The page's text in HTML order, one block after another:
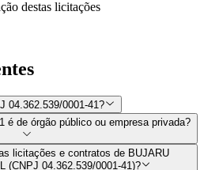
destas licitações
04.362.539/0001-41?
é de órgão público ou empresa privada?
licitações e contratos de BUJARU
(CNPJ 04.362.539/0001-41)?